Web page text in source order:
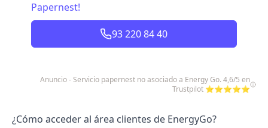
Papernest!
93 220 84 40
Anuncio - Servicio papernest no asociado a Energy Go. 4,6/5 en
Trustpilot ⭐⭐⭐⭐⭐
¿Cómo acceder al área clientes de EnergyGo?